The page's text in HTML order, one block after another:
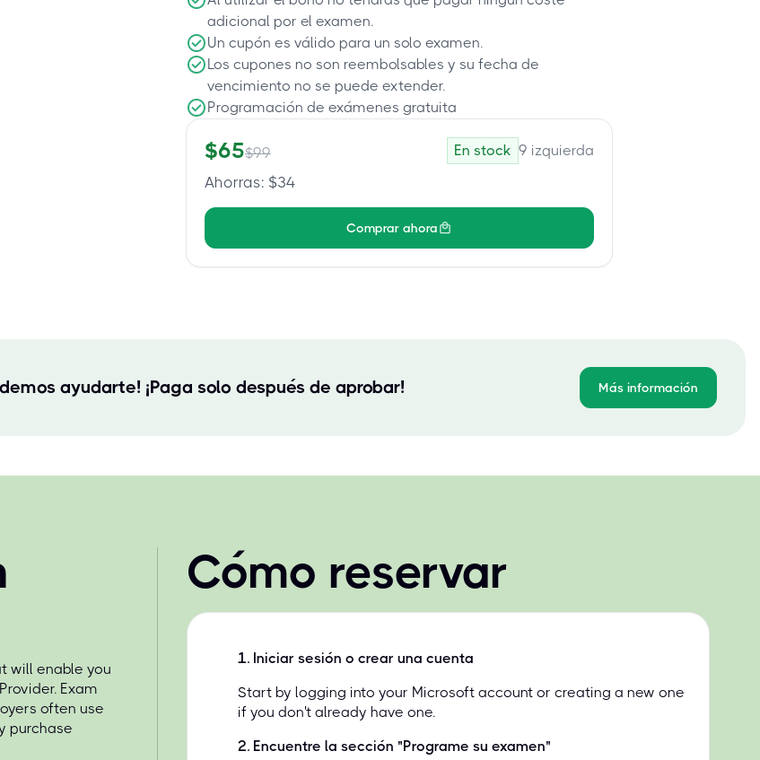
adicional por el examen.
Un cupón es válido para un solo examen.
Los cupones no son reembolsables y su fecha de
vencimiento no se puede extender.
Programación de exámenes gratuita
$65$99 En stock 9 izquierda
Ahorras: $34
Comprar ahora
ayudarte! ¡Paga solo después de aprobar! Más información
will enable you
Exam
often use
purchase
Cómo reservar
1. Iniciar sesión o crear una cuenta
Start by logging into your Microsoft account or creating a new one
if you don't already have one.
2. Encuentre la sección "Programe su examen"